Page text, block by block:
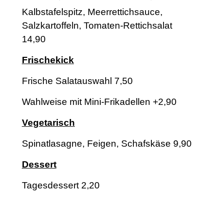
Kalbstafelspitz, Meerrettichsauce,
Salzkartoffeln, Tomaten-Rettichsalat
14,90
Frischekick
Frische Salatauswahl 7,50
Wahlweise mit Mini-Frikadellen +2,90
Vegetarisch
Spinatlasagne, Feigen, Schafskäse 9,90
Dessert
Tagesdessert 2,20